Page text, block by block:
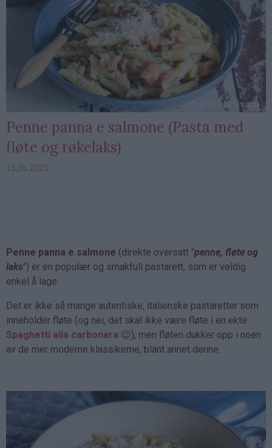
Penne panna e salmone (Pasta med
fløte og røkelaks)
15.06.2025
Penne panna e salmone (direkte oversatt "penne, fløte og
laks") er en populær og smakfull pastarett, som er veldig
enkel å lage.
Det er ikke så mange autentiske, italienske pastaretter som
inneholder fløte (og nei, det skal ikke være fløte i en ekte
Spaghetti alla carbonara 😉), men fløten dukker opp i noen
av de mer moderne klassikerne, blant annet denne.